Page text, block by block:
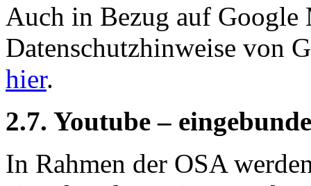
Auch in Bezug auf Google
Datenschutzhinweise von
hier.
2.7. Youtube –
In Rahmen der OSA